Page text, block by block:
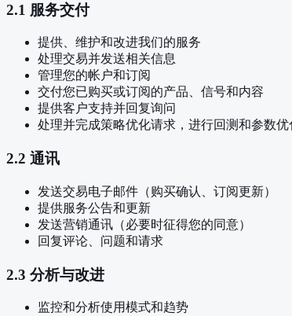
2.1 服务交付
提供、维护和改进我们的服务
处理交易并发送相关信息
管理您的帐户和订阅
交付您已购买或订阅的产品、信号和内容
提供客户支持并回复询问
处理并完成策略优化请求，进行回测和参数
2.2 通讯
发送交易电子邮件（购买确认、订阅更新）
提供服务公告和更新
发送营销通讯（必要时征得您的同意）
回复评论、问题和请求
2.3 分析与改进
监控和分析使用模式和趋势